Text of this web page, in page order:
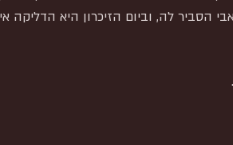
הסביר לה, וביום הזיכרון היא הדליקה